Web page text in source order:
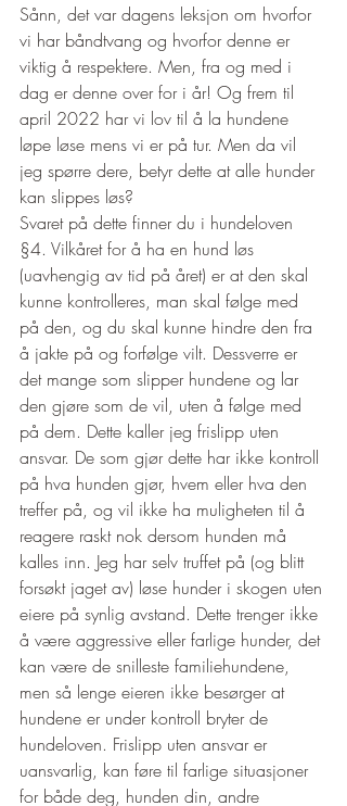
Sånn, det var dagens leksjon om hvorfor
vi har båndtvang og hvorfor denne er
viktig å respektere. Men, fra og med i
dag er denne over for i år! Og frem til
april 2022 har vi lov til å la hundene
løpe løse mens vi er på tur. Men da vil
jeg spørre dere, betyr dette at alle hunder
kan slippes løs?
Svaret på dette finner du i hundeloven
§4. Vilkåret for å ha en hund løs
(uavhengig av tid på året) er at den skal
kunne kontrolleres, man skal følge med
på den, og du skal kunne hindre den fra
å jakte på og forfølge vilt. Dessverre er
det mange som slipper hundene og lar
den gjøre som de vil, uten å følge med
på dem. Dette kaller jeg frislipp uten
ansvar. De som gjør dette har ikke kontroll
på hva hunden gjør, hvem eller hva den
treffer på, og vil ikke ha muligheten til å
reagere raskt nok dersom hunden må
kalles inn. Jeg har selv truffet på (og blitt
forsøkt jaget av) løse hunder i skogen uten
eiere på synlig avstand. Dette trenger ikke
å være aggressive eller farlige hunder, det
kan være de snilleste familiehundene,
men så lenge eieren ikke besørger at
hundene er under kontroll bryter de
hundeloven. Frislipp uten ansvar er
uansvarlig, kan føre til farlige situasjoner
for både deg, hunden din, andre